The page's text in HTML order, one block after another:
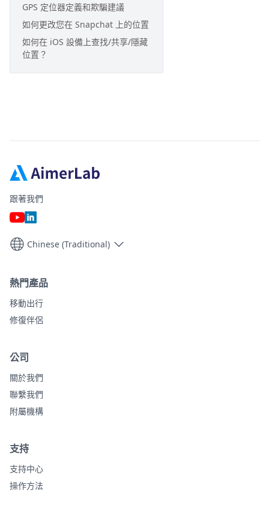
GPS 定位器定義和欺騙建議
如何更改您在 Snapchat 上的位置
如何在 iOS 設備上查找/共享/隱藏
位置？
跟著我們
Chinese (Traditional)
熱門產品
移動出行
修復伴侶
公司
關於我們
聯繫我們
附屬機構
支持
支持中心
操作方法